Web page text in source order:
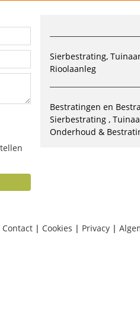
Sierbestrating,
Rioolaanleg
Bestratingen en
Sierbestrating
Onderhoud &
Contact | Cookies | Privacy |